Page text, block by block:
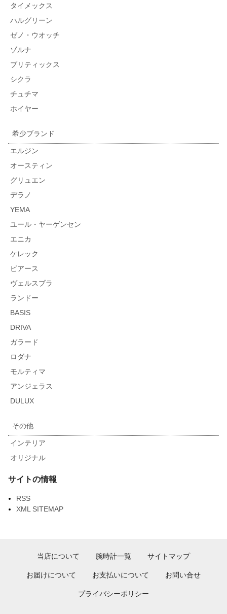
タイメックス
ハルグリーン
ゼノ・ウオッチ
ゾルナ
ブリティックス
シクラ
チュチマ
ホイヤー
希少ブランド
エルジン
オースティン
グリュエン
デラノ
YEMA
ユール・ヤーゲンセン
エニカ
ケレック
ピアース
ヴェルスブラ
ランドー
BASIS
DRIVA
ガラード
ロダナ
モルティマ
アンジェラス
DULUX
その他
インテリア
オリジナル
サイトの情報
RSS
XML SITEMAP
当店について 腕時計一覧 サイトマップ
お届けについて お支払いについて お問い合せ
プライバシーポリシー